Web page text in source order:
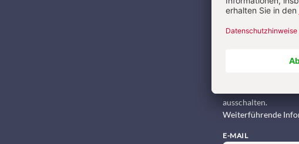
Ja, ich möchte den
Newsletter oder die
Ich bin
Mail-Werbung
ausschalten.
Weiterführende
E-MAIL